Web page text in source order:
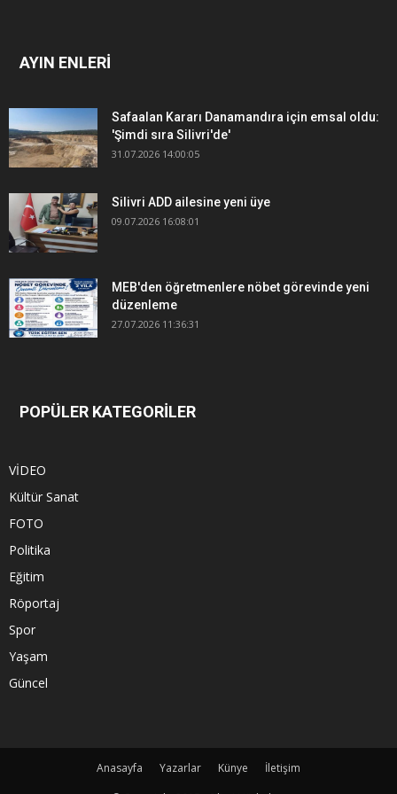
AYIN ENLERİ
Safaalan Kararı Danamandıra için emsal oldu:
'Şimdi sıra Silivri'de'
31.07.2026 14:00:05
Silivri ADD ailesine yeni üye
09.07.2026 16:08:01
MEB'den öğretmenlere nöbet görevinde yeni
düzenleme
27.07.2026 11:36:31
POPÜLER KATEGORİLER
VİDEO
Kültür Sanat
FOTO
Politika
Eğitim
Röportaj
Spor
Yaşam
Güncel
Anasayfa Yazarlar Künye
İletişim